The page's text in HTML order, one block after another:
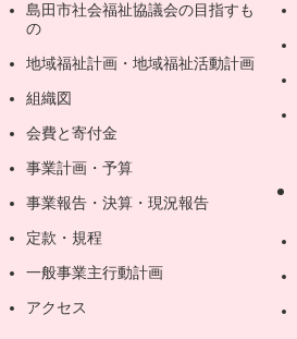
島田市社会福祉協議会の目指すも
の
地域福祉計画・地域福祉活動計画
組織図
会費と寄付金
事業計画・予算
事業報告・決算・現況報告
定款・規程
一般事業主行動計画
アクセス